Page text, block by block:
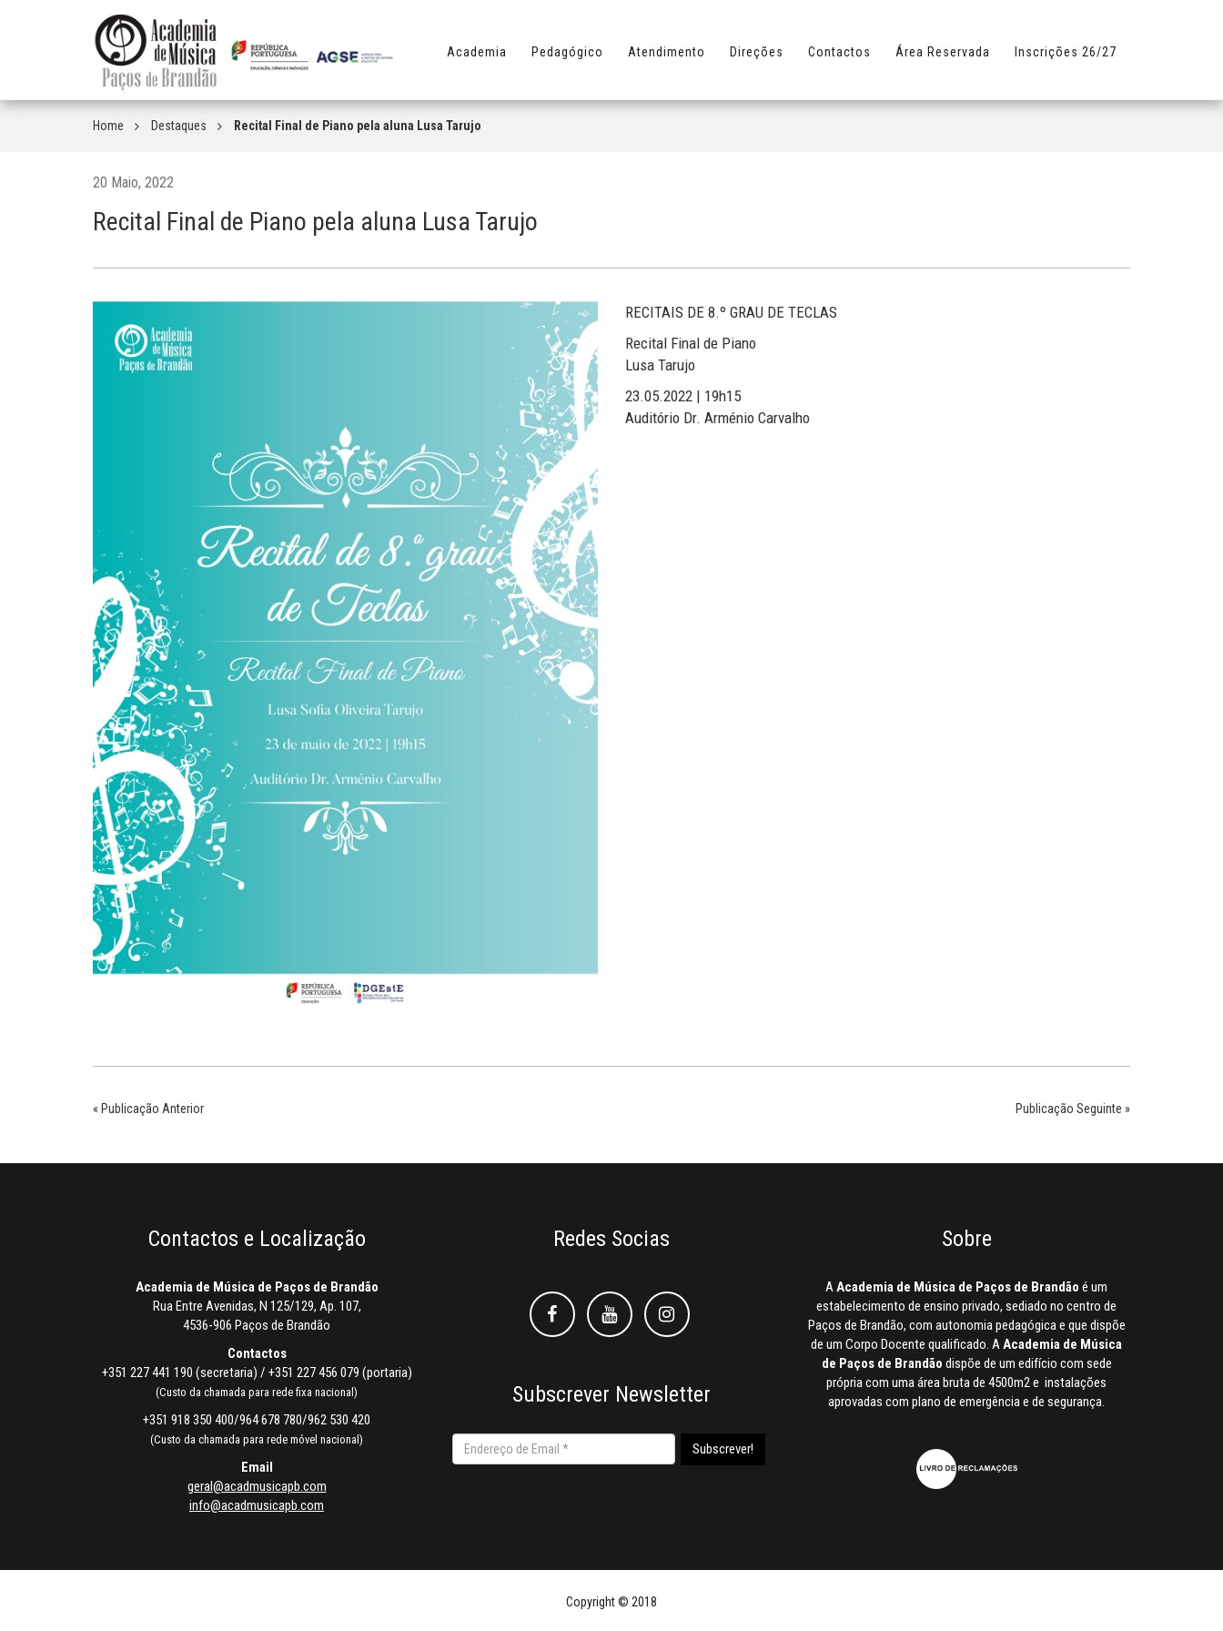
Academia Pedagógico Atendimento Direções Contactos Área Reservada Inscrições 26/27
Home Destaques Recital Final de Piano pela aluna Lusa Tarujo
20 Maio, 2022
Recital Final de Piano pela aluna Lusa Tarujo
RECITAIS DE 8.º GRAU DE TECLAS
Recital Final de Piano
Lusa Tarujo
23.05.2022 | 19h15
Auditório Dr. Arménio Carvalho
« Publicação Anterior Publicação Seguinte »
Contactos e Localização
Academia de Música de Paços de Brandão
Rua Entre Avenidas, N 125/129, Ap. 107,
4536-906 Paços de Brandão
Contactos
+351 227 441 190 (secretaria) / +351 227 456 079 (portaria)
(Custo da chamada para rede fixa nacional)
+351 918 350 400/964 678 780/962 530 420
(Custo da chamada para rede móvel nacional)
Email
geral@acadmusicapb.com
info@acadmusicapb.com
Redes Socias
FacebookFacebookInstagram
Subscrever Newsletter
Sobre
AAcademia de Música de Paços de Brandão é um
estabelecimento de ensino privado, sediado no centro de
Paços de Brandão, com autonomia pedagógica e que dispõe
de um Corpo Docente qualificado. AAcademia de Música
de Paços de Brandão dispõe de um edifício com sede
própria com uma área bruta de 4500m2 e instalações
aprovadas com plano de emergência e de segurança.
Copyright © 2018